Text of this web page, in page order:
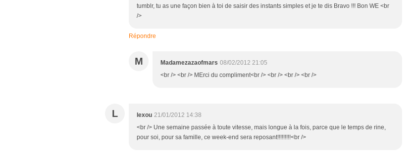
tumblr, tu as une façon bien à toi de saisir des instants simples et je te dis Bravo !!! Bon WE <br
/>
Répondre
M Madamezazaofmars 08/02/2012 21:05
<br /> <br /> MErci du compliment<br /> <br /> <br /> <br />
L lexou 21/01/2012 14:38
<br /> Une semaine passée à toute vitesse, mais longue à la fois, parce que le temps de rine,
pour soi, pour sa famille, ce week-end sera reposant!!!!!!!!!<br />